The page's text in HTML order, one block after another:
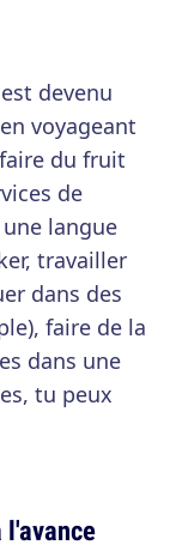
devenu
voyageant
du fruit
de
langue
travailler
dans des
faire de la
dans une
tu peux
l'avance